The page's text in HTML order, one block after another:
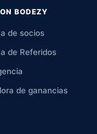
BODEZY
de socios
de Referidos
de ganancias